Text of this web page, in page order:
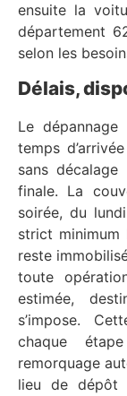
ensuite la
département
selon les
Délais,
Le
temps
sans
finale. La
soirée, du
strict minimum
reste
toute
estimée,
s’impose.
chaque
remorquage
lieu de dépôt